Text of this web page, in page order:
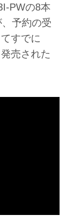
PWの8本
予約の受
すでに
売された